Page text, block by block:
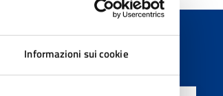
Informazioni sui cookie